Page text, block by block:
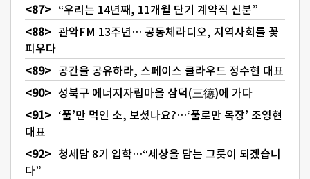
“우리는 14년째, 11개월 단기 계약직 신분”
관악FM 13주년… 공동체라디오, 지역사회를 꽃
피우다
공간을 공유하라, 스페이스 클라우드 정수현 대표
성북구 에너지자립마을 삼덕(三德)에 가다
‘풀’만 먹인 소, 보셨나요?…‘풀로만 목장’ 조영현
대표
청세담 8기 입학…“세상을 담는 그릇이 되겠습니
다”